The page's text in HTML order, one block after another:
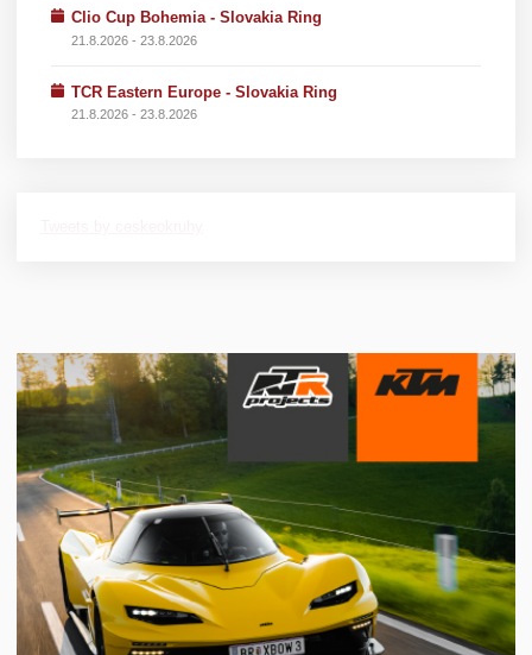
Clio Cup Bohemia - Slovakia Ring
21.8.2026 - 23.8.2026
TCR Eastern Europe - Slovakia Ring
21.8.2026 - 23.8.2026